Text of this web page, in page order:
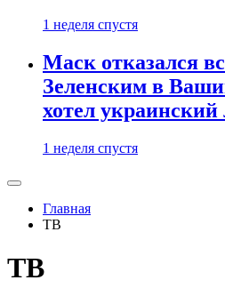
1 неделя спустя
Маск отказался
Зеленским в
хотел украинский
1 неделя спустя
Главная
ТВ
ТВ